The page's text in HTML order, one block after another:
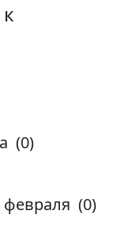
(0)
февраля (0)